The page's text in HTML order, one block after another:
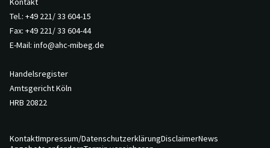
Tel.: +49 221/ 33 604-15
Fax: +49 221/ 33 604-44
E-Mail: info@ahc-mibeg.de
Handelsregister
Amtsgericht Köln
HRB 20822
KontaktImpressum/DatenschutzerklärungDisclaimerNews